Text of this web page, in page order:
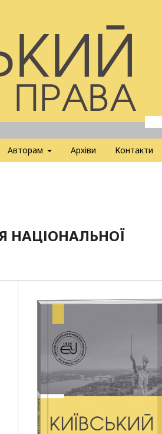
Авторам Архіви Контакти
НАЦІОНАЛЬНОЇ